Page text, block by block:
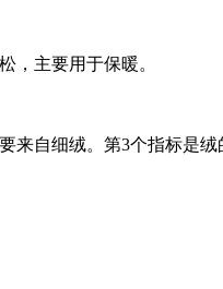
，主要用于保暖。
自细绒。第3个指标是